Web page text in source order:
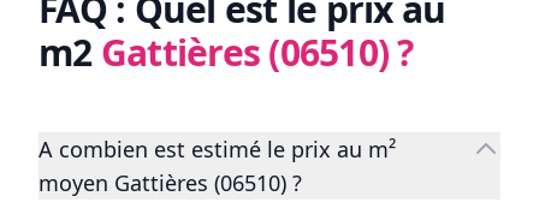
m2Gattières (06510)?
A combien est estimé le prix au m²
moyen Gattières (06510) ?